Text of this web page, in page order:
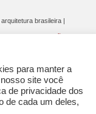
brasileira |
para manter a
site você
de privacidade dos
de cada um deles,